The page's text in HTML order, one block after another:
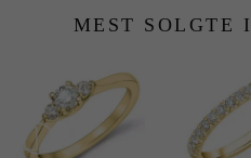
MEST SOLGTE